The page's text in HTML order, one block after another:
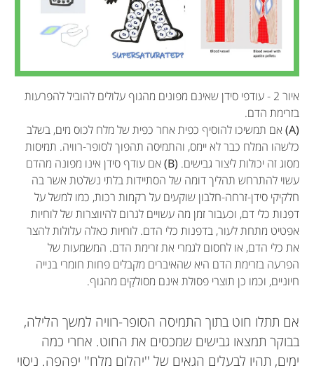
Helena
איור 2 - עודפי סידן שאינם מפונים מהגוף עלולים להוביל להפרעות
בזרימת הדם.
(A)
אם תמשיכו להוסיף כפית אחר כפית של מלח לכוס מים, בשלב
כלשהו המלח כבר לא יימס, והתמיסה תהפוך לסופר-רוויה. תמיסות
מסוג זה יכולות ליצור גבישים. (B)
אם עודף סידן אינו מפונה מהדם
עשוי להתרחש תהליך דומה של הסתיידות בלתי נשלטת אשר בה
חלקיקי סידן-זרחה-חלבון שוקעים על רקמות רכות, כמו למשל על
דפנות כלי דם, וכעבור זמן מה עשויים לגרום להיווצרות של לוחיות
אפטיט מתחת לעור, בדפנות כלי הדם. לוחיות כאלה עלולות להצר
את כלי הדם, או לחסום לגמרי את זרימת הדם. המשמעות של
הפרעה בזרימת הדם היא שהאיברים מקבלים פחות חומרי בנייה
חיוניים, וכמו כן תוצרי פסולת אינם מסולקִִים מהגוף.
אם תתלו חוט בתוך התמיסה הסופר-רוויה למשך הלילה,
בבוקר תמצאו גבישים שמכסים את החוט. אחרי כמה
ימים, תהיו לבעלים הגאים של ''יהלום מלח'' יפהפה. ניסוי